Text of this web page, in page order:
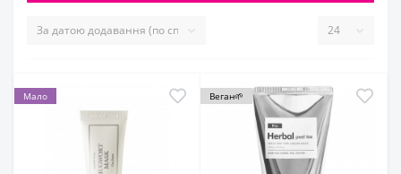
Мало Веган🌱